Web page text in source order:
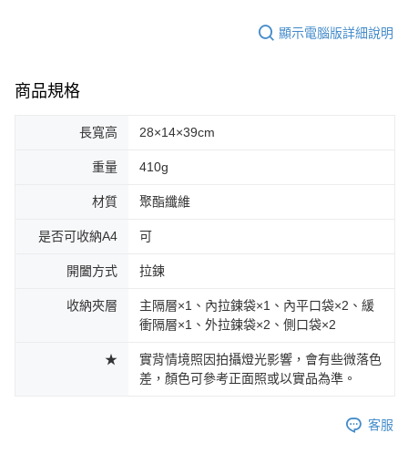
顯示電腦版詳細說明
商品規格
長寬高 28×14×39cm
重量 410g
材質 聚酯纖維
是否可收納A4 可
開闔方式 拉鍊
收納夾層
主隔層×1、內拉鍊袋×1、內平口袋×2、緩
衝隔層×1、外拉鍊袋×2、側口袋×2
★
實背情境照因拍攝燈光影響，會有些微落色
差，顏色可參考正面照或以實品為準。
客服